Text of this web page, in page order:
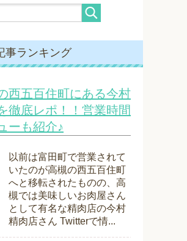
事ランキング
西五百住町にある今村
徹底レポ！！営業時間
ーも紹介♪
以前は富田町で営業されて
いたのが高槻の西五百住町
へと移転されたものの、高
槻では美味しいお肉屋さん
として有名な精肉店の今村
精肉店さん Twitterで情...